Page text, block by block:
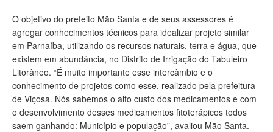
O objetivo do prefeito Mão Santa e de seus assessores é
agregar conhecimentos técnicos para idealizar projeto similar
em Parnaíba, utilizando os recursos naturais, terra e água, que
existem em abundância, no Distrito de Irrigação do Tabuleiro
Litorâneo. “É muito importante esse intercâmbio e o
conhecimento de projetos como esse, realizado pela prefeitura
de Viçosa. Nós sabemos o alto custo dos medicamentos e com
o desenvolvimento desses medicamentos fitoterápicos todos
saem ganhando: Município e população”, avaliou Mão Santa.